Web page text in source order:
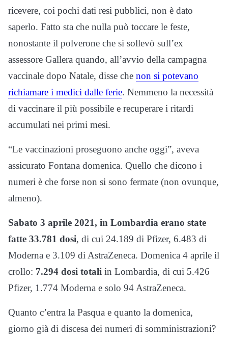
ricevere, coi pochi dati resi pubblici, non è dato
saperlo. Fatto sta che nulla può toccare le feste,
nonostante il polverone che si sollevò sull’ex
assessore Gallera quando, all’avvio della campagna
vaccinale dopo Natale, disse che non si potevano
richiamare i medici dalle ferie. Nemmeno la necessità
di vaccinare il più possibile e recuperare i ritardi
accumulati nei primi mesi.
“Le vaccinazioni proseguono anche oggi”, aveva
assicurato Fontana domenica. Quello che dicono i
numeri è che forse non si sono fermate (non ovunque,
almeno).
Sabato 3 aprile 2021, in Lombardia erano state
fatte 33.781 dosi, di cui 24.189 di Pfizer, 6.483 di
Moderna e 3.109 di AstraZeneca. Domenica 4 aprile il
crollo: 7.294 dosi totali in Lombardia, di cui 5.426
Pfizer, 1.774 Moderna e solo 94 AstraZeneca.
Quanto c’entra la Pasqua e quanto la domenica,
giorno già di discesa dei numeri di somministrazioni?